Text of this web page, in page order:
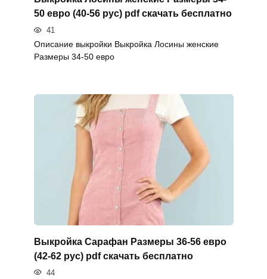
50 евро (40-56 рус) pdf скачать бесплатно
41
Описание выкройки Выкройка Лосины женские
Размеры 34-50 евро
Выкройка Сарафан Размеры 36-56 евро
(42-62 рус) pdf скачать бесплатно
44